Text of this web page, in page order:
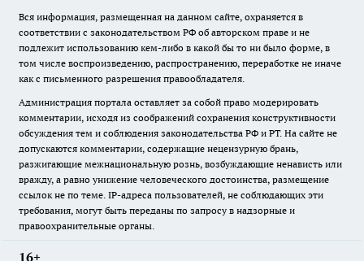
Вся информация, размещенная на данном сайте, охраняется в
соответствии с законодательством РФ об авторском праве и не
подлежит использованию кем-либо в какой бы то ни было форме, в
том числе воспроизведению, распространению, переработке не иначе
как с письменного разрешения правообладателя.
Администрация портала оставляет за собой право модерировать
комментарии, исходя из соображений сохранения конструктивности
обсуждения тем и соблюдения законодательства РФ и РТ. На сайте не
допускаются комментарии, содержащие нецензурную брань,
разжигающие межнациональную рознь, возбуждающие ненависть или
вражду, а равно унижение человеческого достоинства, размещение
ссылок не по теме. IP-адреса пользователей, не соблюдающих эти
требования, могут быть переданы по запросу в надзорные и
правоохранительные органы.
16+